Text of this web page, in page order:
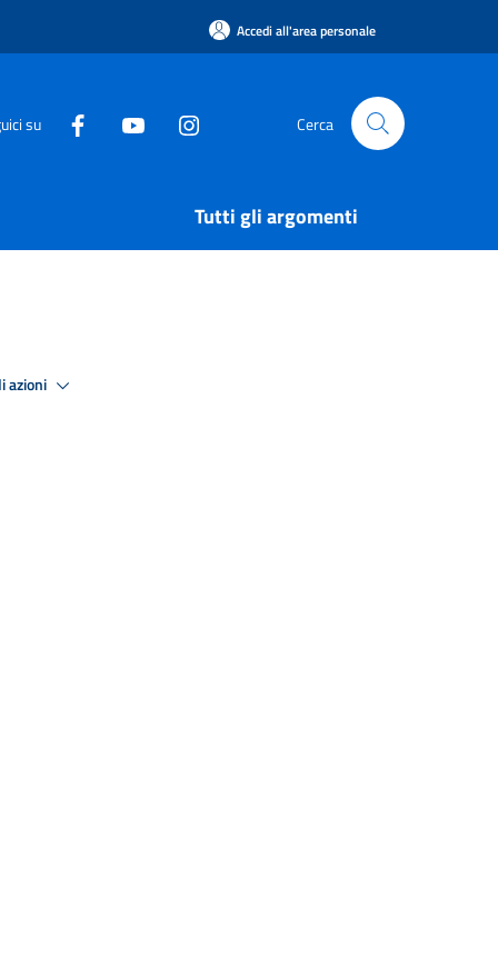
Accedi all'area personale
su Cerca
Tutti gli argomenti
azioni